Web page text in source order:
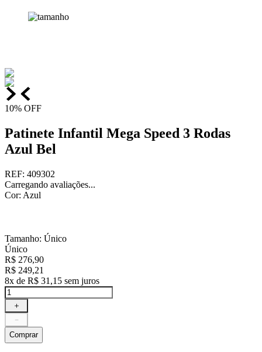
10% OFF
Patinete Infantil Mega Speed 3 Rodas
Azul Bel
REF: 409302
Carregando avaliações...
Cor: Azul
Tamanho: Único
Único
R$ 276,90
R$ 249,21
8x de R$ 31 ,15 sem juros
＋
－
Comprar